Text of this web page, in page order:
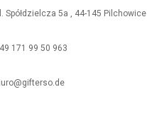
Spółdzielcza 5a , 44-145 Pilchowice
171 99 50 963